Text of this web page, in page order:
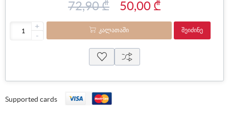
72,90 ₾ 50,00 ₾
+
-
ᲙᲐᲚᲐᲗᲐᲨᲘ ᲨᲔᲘᲫᲘᲜᲔ
Supported cards